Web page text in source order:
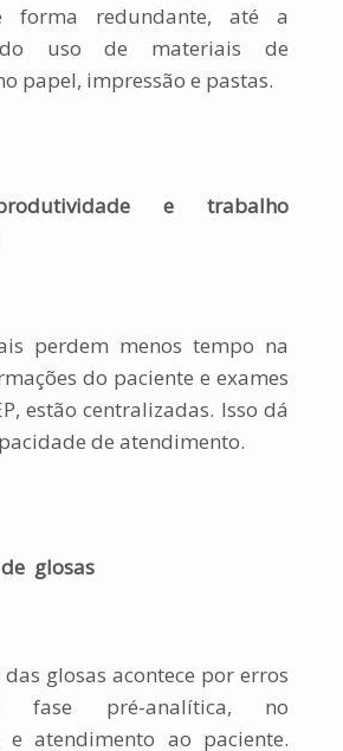
forma redundante, até a
uso de materiais de
papel, impressão e pastas.
e trabalho
perdem menos tempo na
do paciente e exames
estão centralizadas. Isso dá
de atendimento.
glosas
glosas acontece por erros
fase pré-analítica, no
e atendimento ao paciente.